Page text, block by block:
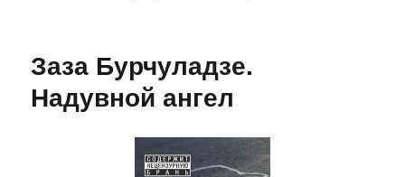
Заза Бурчуладзе.
Надувной ангел